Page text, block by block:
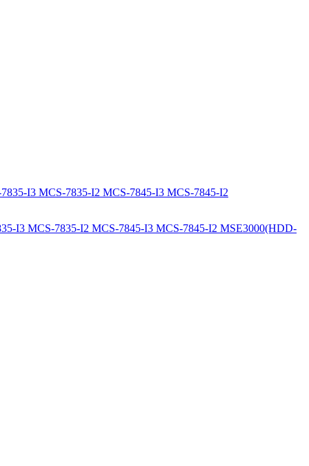
I3 MCS-7835-I2 MCS-7845-I3 MCS-7845-I2 MSE3000(HDD-